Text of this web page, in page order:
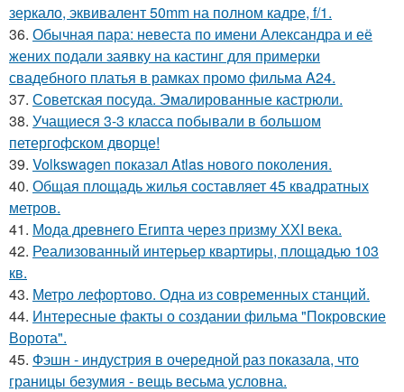
зеркало, эквивалент 50mm на полном кадре, f/1.
36. Обычная пара: невеста по имени Александра и её
жених подали заявку на кастинг для примерки
свадебного платья в рамках промо фильма A24.
37. Советская посуда. Эмалированные кастрюли.
38. Учащиеся 3-3 класса побывали в большом
петергофском дворце!
39. Volkswagen показал Atlas нового поколения.
40. Общая площадь жилья составляет 45 квадратных
метров.
41. Мода древнего Египта через призму ХХI века.
42. Реализованный интерьер квартиры, площадью 103
кв.
43. Метро лефортово. Одна из современных станций.
44. Интересные факты о создании фильма "Покровские
Ворота".
45. Фэшн - индустрия в очередной раз показала, что
границы безумия - вещь весьма условна.